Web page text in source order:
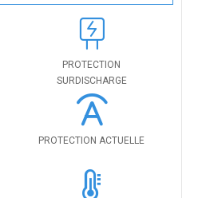
PROTECTION
SURDISCHARGE
PROTECTION ACTUELLE